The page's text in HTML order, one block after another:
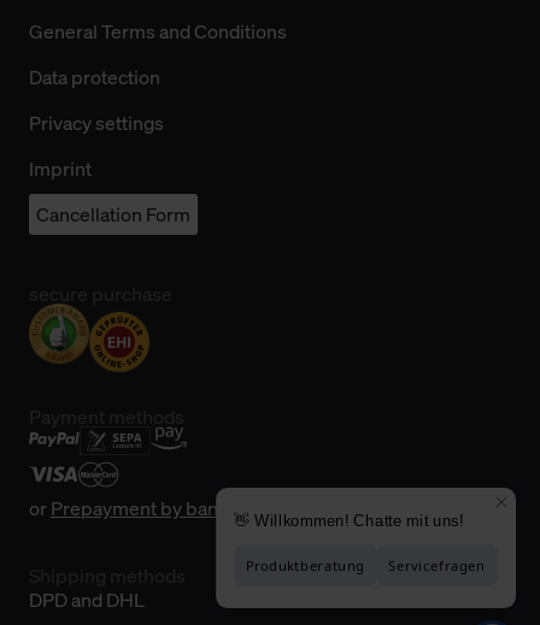
General Terms and Conditions
Data protection
Privacy settings
Imprint
Cancellation Form
orPrepayment by bank transfer
DPD and DHL